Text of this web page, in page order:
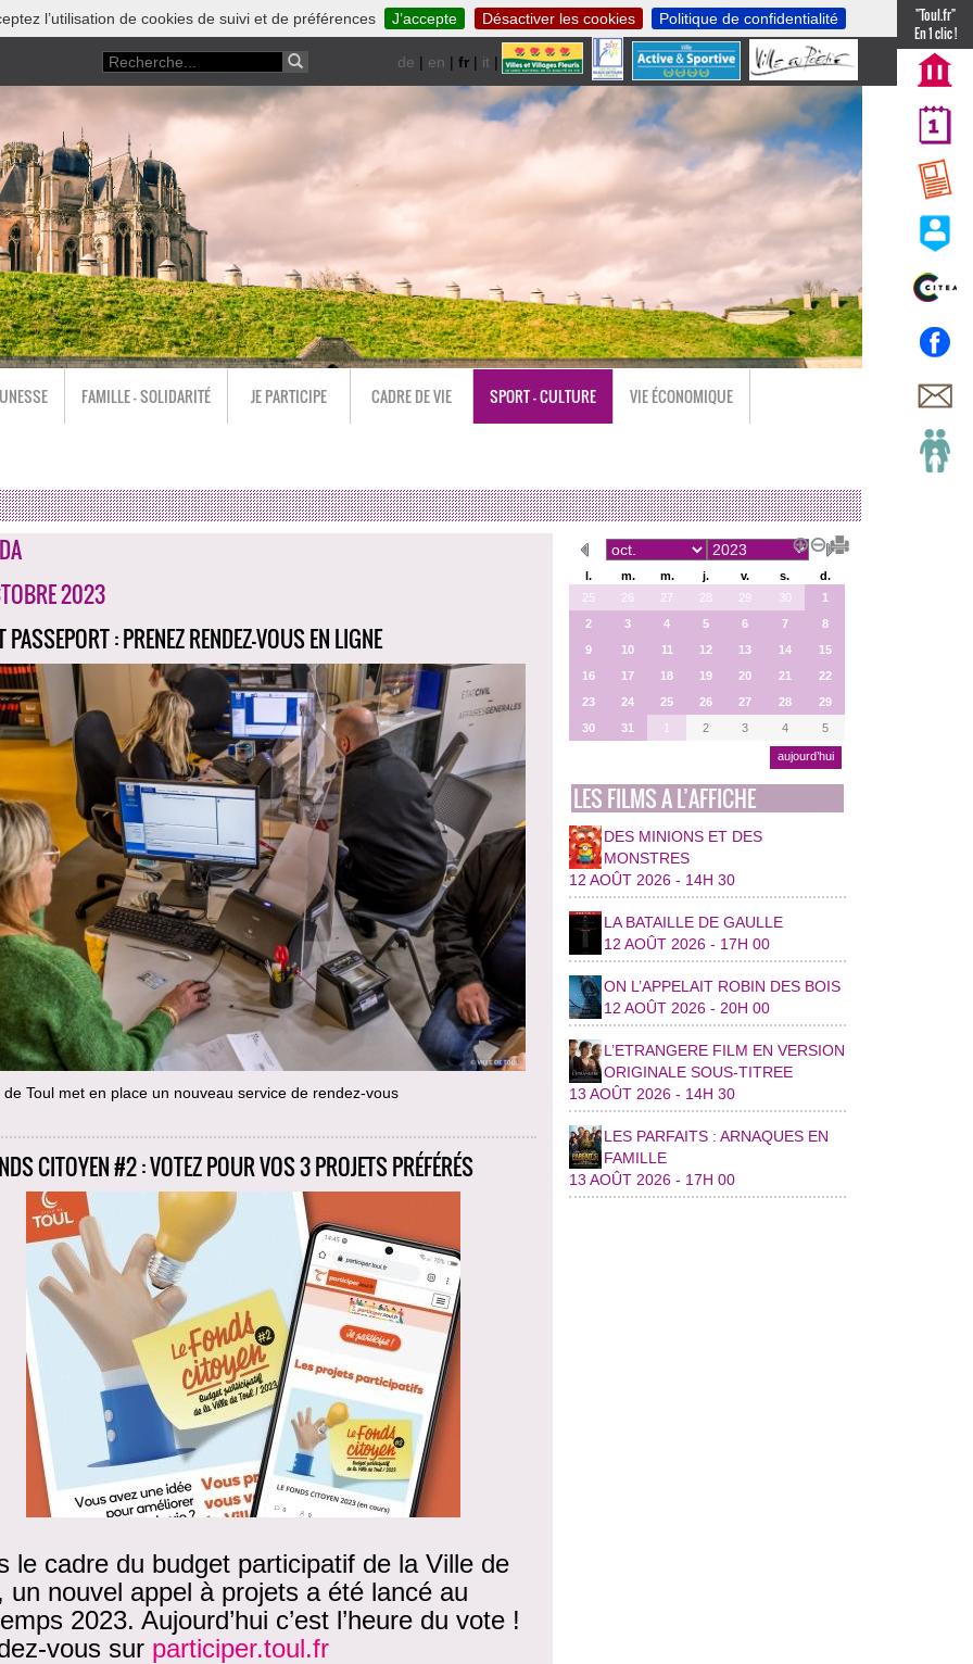
l’utilisation de cookies de suivi et de préférences J’accepte Désactiver les cookies Politique de confidentialité
de | en | fr | it |nl
"Toul.fr"
En 1 clic !
FAMILLE - SOLIDARITÉ JE PARTICIPE CADRE DE VIE SPORT - CULTURE VIE ÉCONOMIQUE
2023
PASSEPORT : PRENEZ RENDEZ-VOUS EN LIGNE
de Toul met en place un nouveau service de rendez-vous
CITOYEN #2 : VOTEZ POUR VOS 3 PROJETS PRÉFÉRÉS
le cadre du budget participatif de la Ville de
un nouvel appel à projets a été lancé au
2023. Aujourd’hui c’est l’heure du vote !
vous sur participer.toul.fr
l. m. m. j. v. s.
d.
25
26 27 28 29 30
1
2
3 4 5 6 7
8
9
10 11 12 13 14
15
16
17 18 19 20 21
22
23
24 25 26 27 28
29
30
31 1 2 3 4 5
aujourd’hui
LES FILMS A L’AFFICHE
DES MINIONS ET DES
MONSTRES
12 AOÛT 2026 - 14H 30
LA BATAILLE DE GAULLE
12 AOÛT 2026 - 17H 00
ON L’APPELAIT ROBIN DES BOIS
12 AOÛT 2026 - 20H 00
L’ETRANGERE FILM EN VERSION
ORIGINALE SOUS-TITREE
13 AOÛT 2026 - 14H 30
LES PARFAITS : ARNAQUES EN
FAMILLE
13 AOÛT 2026 - 17H 00